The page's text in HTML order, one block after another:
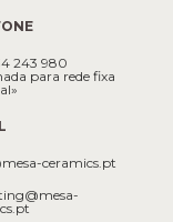
243 980
para rede fixa
ceramics.pt